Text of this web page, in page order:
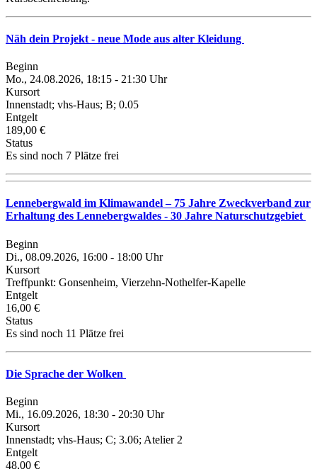
Näh dein Projekt - neue Mode aus alter Kleidung
Beginn
Mo., 24.08.2026, 18:15 - 21:30 Uhr
Kursort
Innenstadt; vhs-Haus; B; 0.05
Entgelt
189,00 €
Status
Es sind noch 7 Plätze frei
Lennebergwald im Klimawandel – 75 Jahre Zweckverband zur
Erhaltung des Lennebergwaldes - 30 Jahre Naturschutzgebiet
Beginn
Di., 08.09.2026, 16:00 - 18:00 Uhr
Kursort
Treffpunkt: Gonsenheim, Vierzehn-Nothelfer-Kapelle
Entgelt
16,00 €
Status
Es sind noch 11 Plätze frei
Die Sprache der Wolken
Beginn
Mi., 16.09.2026, 18:30 - 20:30 Uhr
Kursort
Innenstadt; vhs-Haus; C; 3.06; Atelier 2
Entgelt
48,00 €